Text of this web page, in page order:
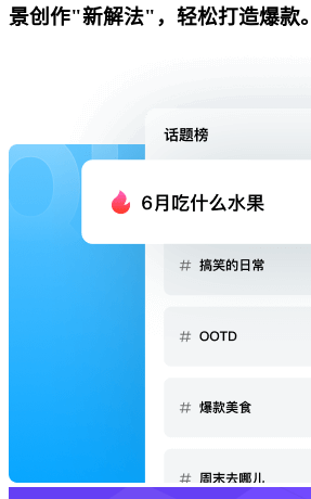
景创作"新解法"，轻松打造爆款。